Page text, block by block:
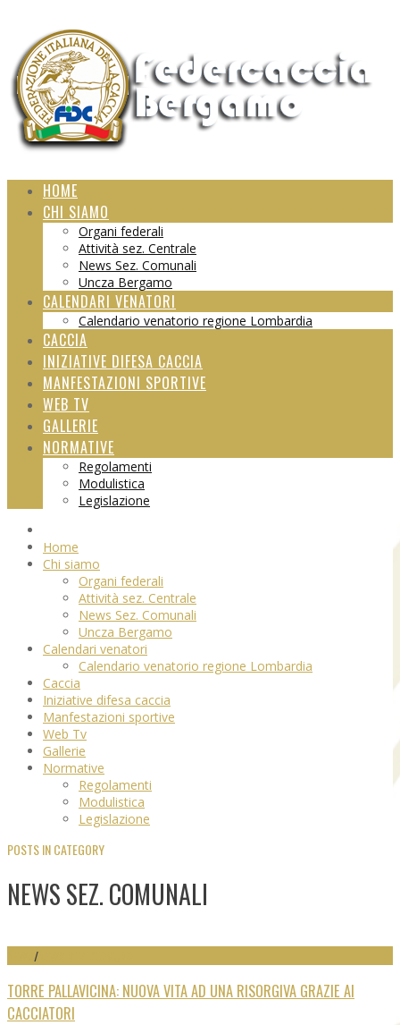
HOME
CHI SIAMO
Organi federali
Attività sez. Centrale
News Sez. Comunali
Uncza Bergamo
CALENDARI VENATORI
Calendario venatorio regione Lombardia
CACCIA
INIZIATIVE DIFESA CACCIA
MANFESTAZIONI SPORTIVE
WEB TV
GALLERIE
NORMATIVE
Regolamenti
Modulistica
Legislazione
Home
Chi siamo
Organi federali
Attività sez. Centrale
News Sez. Comunali
Uncza Bergamo
Calendari venatori
Calendario venatorio regione Lombardia
Caccia
Iniziative difesa caccia
Manfestazioni sportive
Web Tv
Gallerie
Normative
Regolamenti
Modulistica
Legislazione
POSTS IN CATEGORY
NEWS SEZ. COMUNALI
/
TORRE PALLAVICINA: NUOVA VITA AD UNA RISORGIVA GRAZIE AI
CACCIATORI